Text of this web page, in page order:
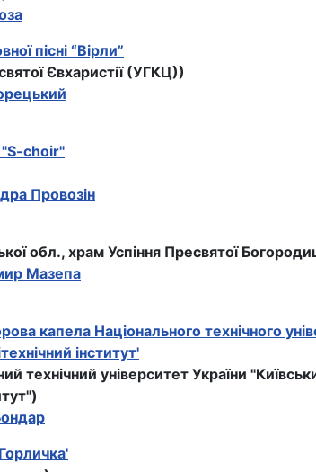
пісні “Вірли”
Євхаристії (УГКЦ))
choir"
Провозін
обл., храм Успiння Пресвятої
Мазепа
капела Нацiонального технiчного
інститут'
технiчний унiверситет України